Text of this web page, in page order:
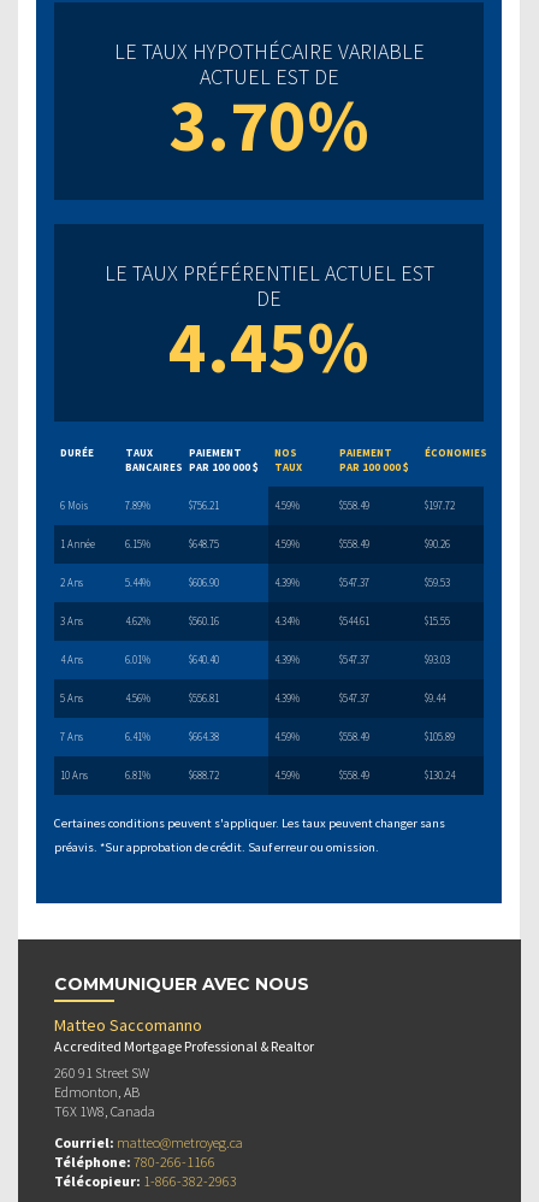
LE TAUX HYPOTHÉCAIRE VARIABLE
ACTUEL EST DE
3.70%
LE TAUX PRÉFÉRENTIEL ACTUEL EST
DE
4.45%
DURÉE
TAUX
BANCAIRES
PAIEMENT
PAR 100 000 $
NOS
TAUX
PAIEMENT
PAR 100 000 $
ÉCONOMIES
6 Mois 7.89% $756.21 4.59% $558.49 $197.72
1 Année 6.15% $648.75 4.59% $558.49 $90.26
2 Ans 5.44% $606.90 4.39% $547.37 $59.53
3 Ans 4.62% $560.16 4.34% $544.61 $15.55
4 Ans 6.01% $640.40 4.39% $547.37 $93.03
5 Ans 4.56% $556.81 4.39% $547.37 $9.44
7 Ans 6.41% $664.38 4.59% $558.49 $105.89
10 Ans 6.81% $688.72 4.59% $558.49 $130.24
Certaines conditions peuvent s'appliquer. Les taux peuvent changer sans
préavis. *Sur approbation de crédit. Sauf erreur ou omission.
COMMUNIQUER AVEC NOUS
Matteo Saccomanno
Accredited Mortgage Professional & Realtor
260 91 Street SW
Edmonton, AB
T6X 1W8, Canada
Courriel: matteo@metroyeg.ca
Téléphone: 780-266-1166
Télécopieur: 1-866-382-2963